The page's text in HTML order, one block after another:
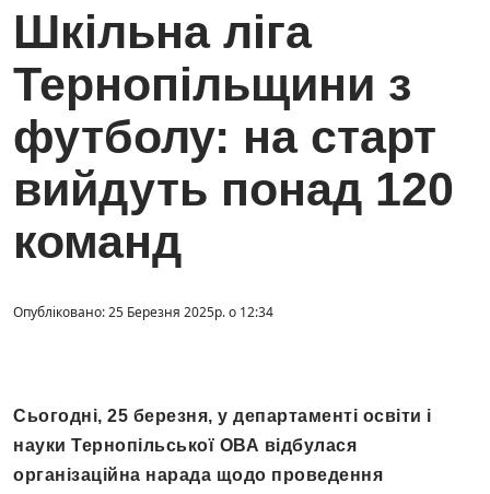
Шкільна ліга
Тернопільщини з
футболу: на старт
вийдуть понад 120
команд
Опубліковано: 25 Березня 2025р. о 12:34
Сьогодні, 25 березня, у департаменті освіти і
науки Тернопільської ОВА відбулася
організаційна нарада щодо проведення